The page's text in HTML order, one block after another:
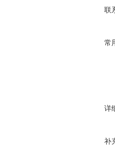
联
常
详
补